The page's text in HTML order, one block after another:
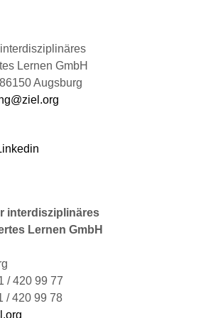
Lernen GmbH
Augsburg
interdisziplinäres
Lernen GmbH
/ 420 99 77
/ 420 99 78